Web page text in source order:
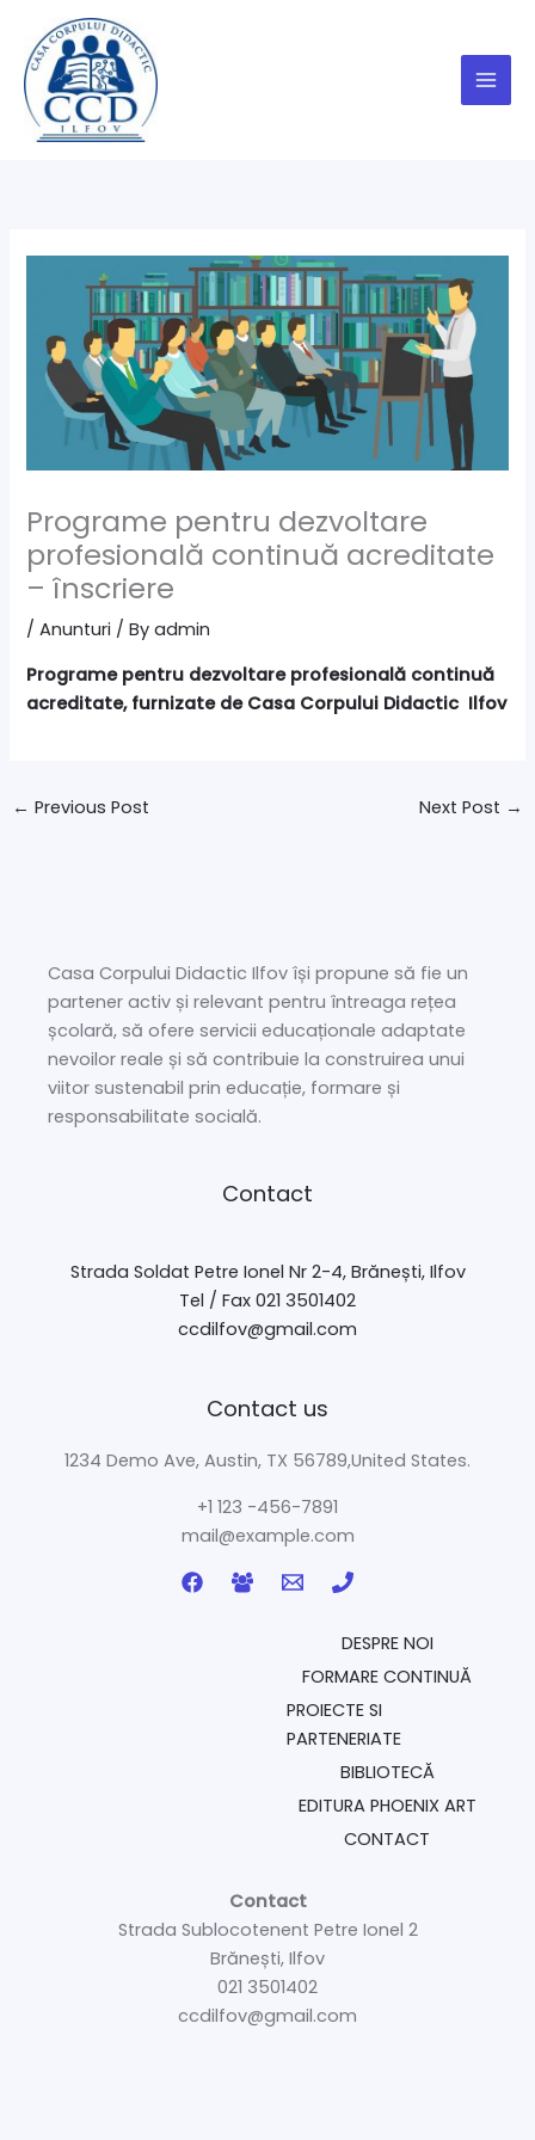
content
Programe pentru dezvoltare
profesională continuă acreditate
– înscriere
/Anunturi / Byadmin
Programe pentru dezvoltare profesională continuă
acreditate, furnizate de Casa Corpului Didactic Ilfov
← Previous Post Next Post →
Casa Corpului Didactic Ilfov își propune să fie un
partener activ și relevant pentru întreaga rețea
școlară, să ofere servicii educaționale adaptate
nevoilor reale și să contribuie la construirea unui
viitor sustenabil prin educație, formare și
responsabilitate socială.
Contact
Strada Soldat Petre Ionel Nr 2-4, Brănești, Ilfov
Tel / Fax 021 3501402
ccdilfov@gmail.com
Contact us
1234 Demo Ave, Austin, TX 56789,United States.
+1 123 -456-7891
mail@example.com
DESPRE NOI
FORMARE CONTINUĂ
PROIECTE SI
PARTENERIATE
BIBLIOTECĂ
EDITURA PHOENIX ART
CONTACT
Contact
Strada Sublocotenent Petre Ionel 2
Brănești, Ilfov
021 3501402
ccdilfov@gmail.com